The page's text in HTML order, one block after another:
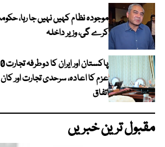
موجودہ نظام کہیں نہیں جا رہا،
کرے گی، وزیر داخلہ
عزم کا اعادہ، سرحدی تجارت اور
اتفاق
مقبول ترین خبریں